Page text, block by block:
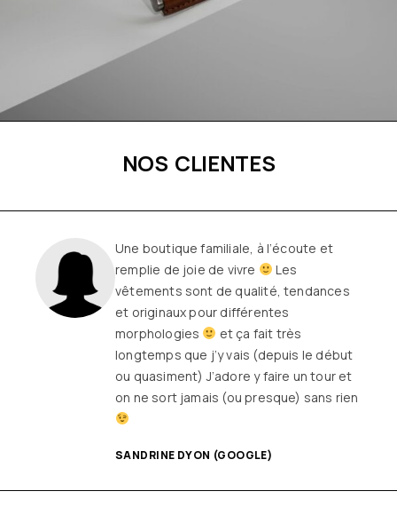
NOS CLIENTES
Une boutique familiale, à l’écoute et
remplie de joie de vivre
Les
vêtements sont de qualité, tendances
et originaux pour différentes
morphologies
et ça fait très
longtemps que j’y vais (depuis le début
ou quasiment) J’adore y faire un tour et
on ne sort jamais (ou presque) sans rien
SANDRINE DYON (GOOGLE)